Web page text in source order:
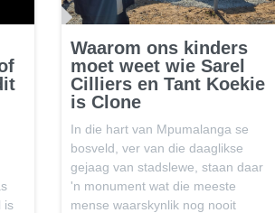
is
Waarom ons kinders
moet weet wie Sarel
Cilliers en Tant Koekie
is Clone
In die hart van Mpumalanga se
bosveld, ver van die daaglikse
gejaag van stadslewe, staan daar
'n monument wat die meeste
mense waarskynlik nog nooit